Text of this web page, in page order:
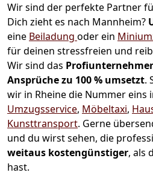
Wir sind der perfekte Partner
Dich zieht es nach Mannheim?
eine Beiladung oder ein
für deinen stressfreien und
Wir sind das
Ansprüche zu 100 % umsetzt.
wir in Rheine die Nummer eins
Umzugsservice, Möbeltaxi,
Kunsttransport. Gerne
und du wirst sehen, die
weitaus kostengünstiger, als
hast.